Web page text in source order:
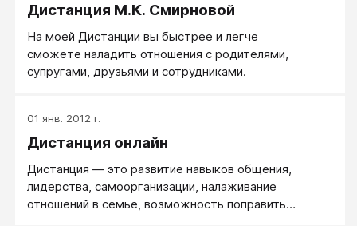
отучить себя от жалоб, оправданий и самоедства,
чувствовать людей.
Дистанция М.К. Смирновой
На моей Дистанции вы быстрее и легче
сможете наладить отношения с родителями,
супругами, друзьями и сотрудниками.
01 янв. 2012 г.
Дистанция онлайн
Дистанция — это развитие навыков общения,
лидерства, самоорганизации, налаживание
отношений в семье, возможность поправить